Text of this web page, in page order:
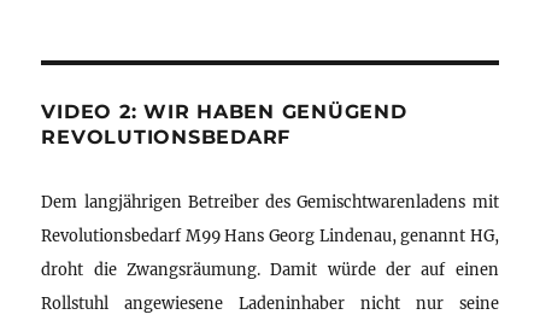
VIDEO 2: WIR HABEN GENÜGEND
REVOLUTIONSBEDARF
Dem langjährigen Betreiber des Gemischtwarenladens mit
Revolutionsbedarf M99 Hans Georg Lindenau, genannt HG,
droht die Zwangsräumung. Damit würde der auf einen
Rollstuhl angewiesene Ladeninhaber nicht nur seine